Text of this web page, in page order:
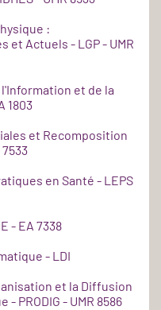
:
et Actuels - LGP - UMR
et de la
1803
et Recomposition
en Santé - LEPS
- EA 7338
- LDI
et la Diffusion
PRODIG - UMR 8586